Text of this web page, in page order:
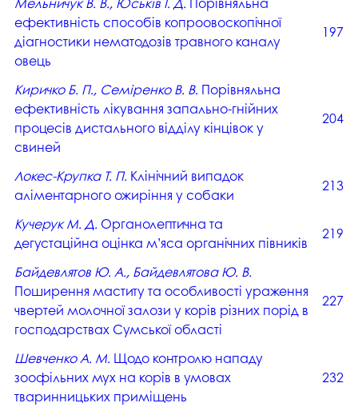
ефективність способів копроовоскопічної
діагностики нематодозів травного каналу
овець
197
Киричко Б. П., Семіренко В. В. Порівняльна
ефективність лікування запально-гнійних
процесів дистального відділу кінцівок у
свиней
204
Локес-Крупка Т. П. Клінічний випадок
аліментарного ожиріння у собаки
213
Кучерук М. Д. Органолептична та
дегустаційна оцінка м’яса органічних півників
219
Байдевлятов Ю. А., Байдевлятова Ю. В.
Поширення маститу та особливості ураження
чвертей молочної залози у корів різних порід в
господарствах Сумської області
227
Шевченко А. М. Щодо контролю нападу
зоофільних мух на корів в умовах
тваринницьких приміщень
232